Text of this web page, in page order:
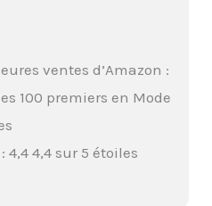
ventes d’Amazon :
100 premiers en Mode
4,4 sur 5 étoiles